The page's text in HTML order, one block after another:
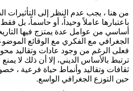
من هنا ، يجب عدم النظر إلى التأثيرات
باعتبارها عاملاً وحيداً، أو حاسماً، بل
أساسي من عوامل عدة يمتزج فيها
الجغرافي مع الفكري مع الوقائع
فعلى الرغم من وجود عادات وتقاليد
ترتبط بالأساس الديني، إلا أن ذلك لا
ثقافات وتقاليد وأنماط حياة فرعية ،
حين التوزع الجغرافي الواسع.